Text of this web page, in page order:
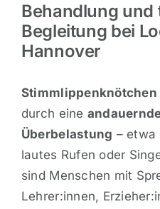
Behandlung
Begleitung bei
Hannover
Stimmlippenknötchen
durch eine
Überbelastung – etwa
lautes Rufen oder
sind Menschen mit
Lehrer:innen,